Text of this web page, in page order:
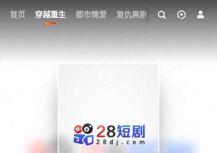
首页 穿越重生 都市情爱 复仇爽剧 玄幻武侠 奇幻
我的观影记录